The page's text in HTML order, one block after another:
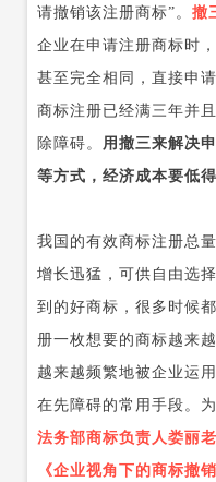
请撤销该注册商标”。撤
企业在申请注册商标时
甚至完全相同，直接申
商标注册已经满三年并
除障碍。 用撤三来解决
等方式，经济成本要低
我国的有效商标注册总
增长迅猛，可供自由选
到的好商标，很多时候
册一枚想要的商标越来
越来越频繁地被企业运
在先障碍的常用手段。
法务部商标负责人娄丽
《企业视角下的商标撤